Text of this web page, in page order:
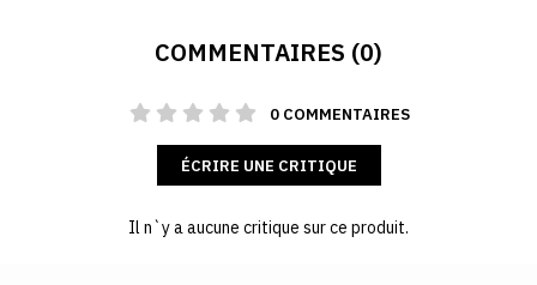
COMMENTAIRES (0)
0 COMMENTAIRES
ÉCRIRE UNE CRITIQUE
Il n`y a aucune critique sur ce produit.